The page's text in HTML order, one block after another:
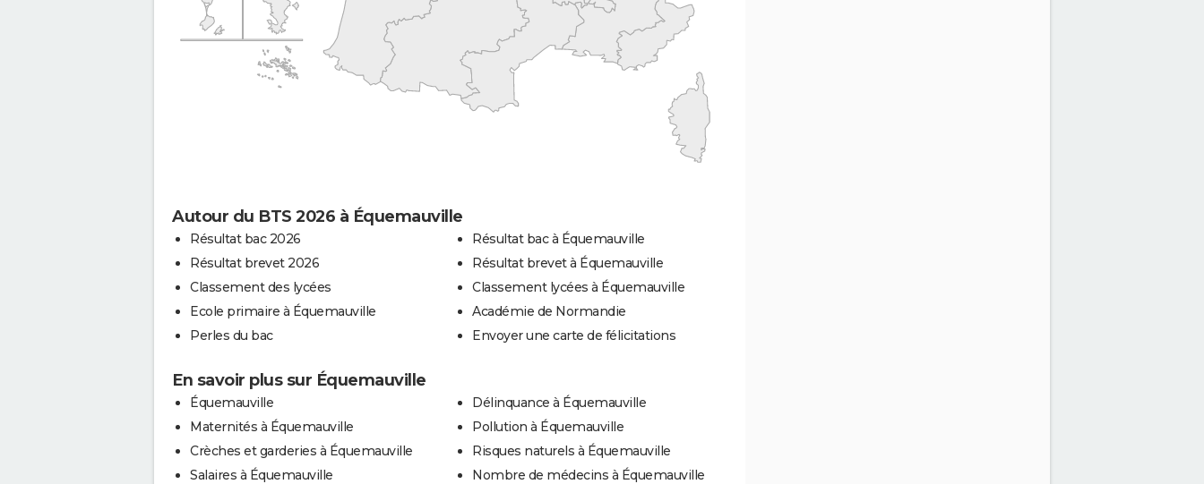
Autour du BTS 2026 à Équemauville
Résultat bac 2026
Résultat brevet 2026
Classement des lycées
Ecole primaire à Équemauville
Perles du bac
Résultat bac à Équemauville
Résultat brevet à Équemauville
Classement lycées à Équemauville
Académie de Normandie
Envoyer une carte de félicitations
En savoir plus sur Équemauville
Équemauville
Maternités à Équemauville
Crèches et garderies à Équemauville
Salaires à Équemauville
Délinquance à Équemauville
Pollution à Équemauville
Risques naturels à Équemauville
Nombre de médecins à Équemauville